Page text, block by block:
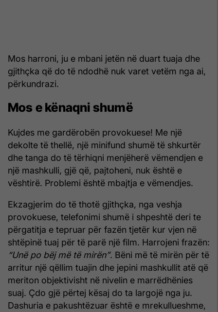
Mos harroni, ju e mbani jetën në duart tuaja dhe
gjithçka që do të ndodhë nuk varet vetëm nga ai,
përkundrazi.
Mos e kënaqni shumë
Kujdes me gardërobën provokuese! Me një
dekolte të thellë, një minifund shumë të shkurtër
dhe tanga do të tërhiqni menjëherë vëmendjen e
një mashkulli, gjë që, pajtoheni, nuk është e
vështirë. Problemi është mbajtja e vëmendjes.
Ekzagjerim do të thotë gjithçka, nga veshja
provokuese, telefonimi shumë i shpeshtë deri te
përgatitja e tepruar për fazën tjetër kur vjen në
shtëpinë tuaj për të parë një film. Harrojeni frazën:
“Unë po bëj më të mirën”. Bëni më të mirën për të
arritur një qëllim tuajin dhe jepini mashkullit atë që
meriton objektivisht në nivelin e marrëdhënies
suaj. Çdo gjë përtej kësaj do ta largojë nga ju.
Dashuria e pakushtëzuar është e mrekullueshme,